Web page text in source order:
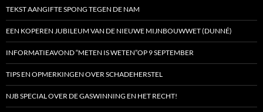
TEKST AANGIFTE SPONG TEGEN DE NAM
EEN KOPEREN JUBILEUM VAN DE NIEUWE MIJNBOUWWET (DUNNÉ)
INFORMATIEAVOND “METEN IS WETEN”OP 9 SEPTEMBER
TIPS EN OPMERKINGEN OVER SCHADEHERSTEL
NJB SPECIAL OVER DE GASWINNING EN HET RECHT!